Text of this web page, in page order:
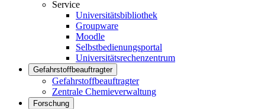
Service
Universitätsbibliothek
Groupware
Moodle
Selbstbedienungsportal
Universitätsrechenzentrum
Gefahrstoffbeauftragter
Gefahrstoffbeauftragter
Zentrale Chemieverwaltung
Forschung